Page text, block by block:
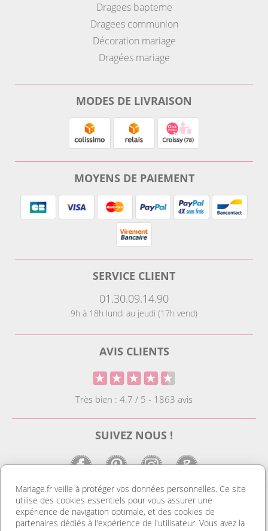
Dragees bapteme
Dragees communion
Décoration mariage
Dragées mariage
MODES DE LIVRAISON
MOYENS DE PAIEMENT
SERVICE CLIENT
01.30.09.14.90
9h à 18h lundi au jeudi (17h vend)
AVIS CLIENTS
Très bien : 4.7 / 5 - 1863 avis
SUIVEZ NOUS !
LE SITE DE LA DECO MARIAGE
Notre site est le spécialiste de la décoration mariage. Vous
Mariage.fr veille à protéger vos données personnelles. Ce site
utilise des cookies essentiels pour vous assurer une
expérience de navigation optimale, et des cookies de
partenaires dédiés à l'expérience de l'utilisateur. Vous avez la